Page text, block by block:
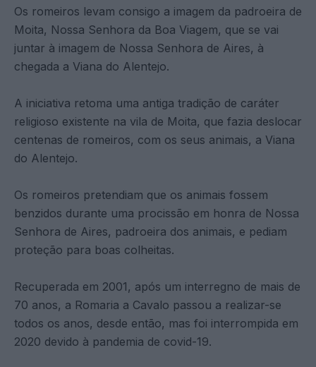
Os romeiros levam consigo a imagem da padroeira de
Moita, Nossa Senhora da Boa Viagem, que se vai
juntar à imagem de Nossa Senhora de Aires, à
chegada a Viana do Alentejo.
A iniciativa retoma uma antiga tradição de caráter
religioso existente na vila de Moita, que fazia deslocar
centenas de romeiros, com os seus animais, a Viana
do Alentejo.
Os romeiros pretendiam que os animais fossem
benzidos durante uma procissão em honra de Nossa
Senhora de Aires, padroeira dos animais, e pediam
proteção para boas colheitas.
Recuperada em 2001, após um interregno de mais de
70 anos, a Romaria a Cavalo passou a realizar-se
todos os anos, desde então, mas foi interrompida em
2020 devido à pandemia de covid-19.